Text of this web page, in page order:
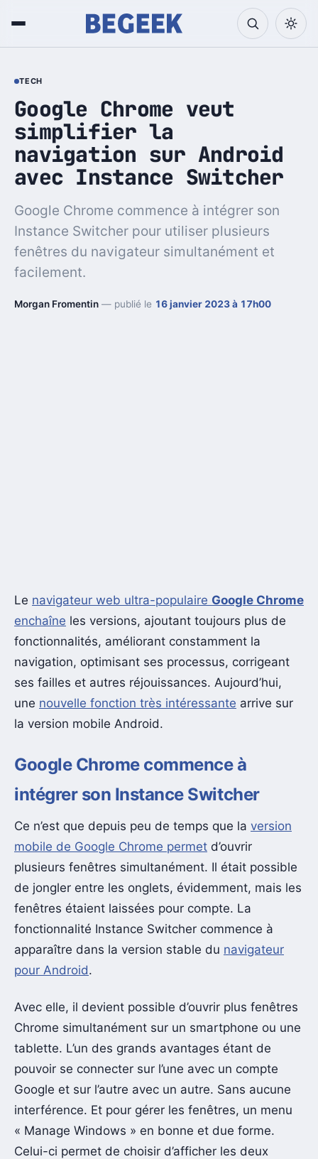
TECH
Google Chrome veut
simplifier la
navigation sur Android
avec Instance Switcher
Google Chrome commence à intégrer son
Instance Switcher pour utiliser plusieurs
fenêtres du navigateur simultanément et
facilement.
Morgan Fromentin — publié le 16 janvier 2023 à 17h00
Le navigateur web ultra-populaire Google Chrome
enchaîne les versions, ajoutant toujours plus de
fonctionnalités, améliorant constamment la
navigation, optimisant ses processus, corrigeant
ses failles et autres réjouissances. Aujourd’hui,
une nouvelle fonction très intéressante arrive sur
la version mobile Android.
Google Chrome commence à
intégrer son Instance Switcher
Ce n’est que depuis peu de temps que la version
mobile de Google Chrome permet d’ouvrir
plusieurs fenêtres simultanément. Il était possible
de jongler entre les onglets, évidemment, mais les
fenêtres étaient laissées pour compte. La
fonctionnalité Instance Switcher commence à
apparaître dans la version stable du navigateur
pour Android.
Avec elle, il devient possible d’ouvrir plus fenêtres
Chrome simultanément sur un smartphone ou une
tablette. L’un des grands avantages étant de
pouvoir se connecter sur l’une avec un compte
Google et sur l’autre avec un autre. Sans aucune
interférence. Et pour gérer les fenêtres, un menu
« Manage Windows » en bonne et due forme.
Celui-ci permet de choisir d’afficher les deux